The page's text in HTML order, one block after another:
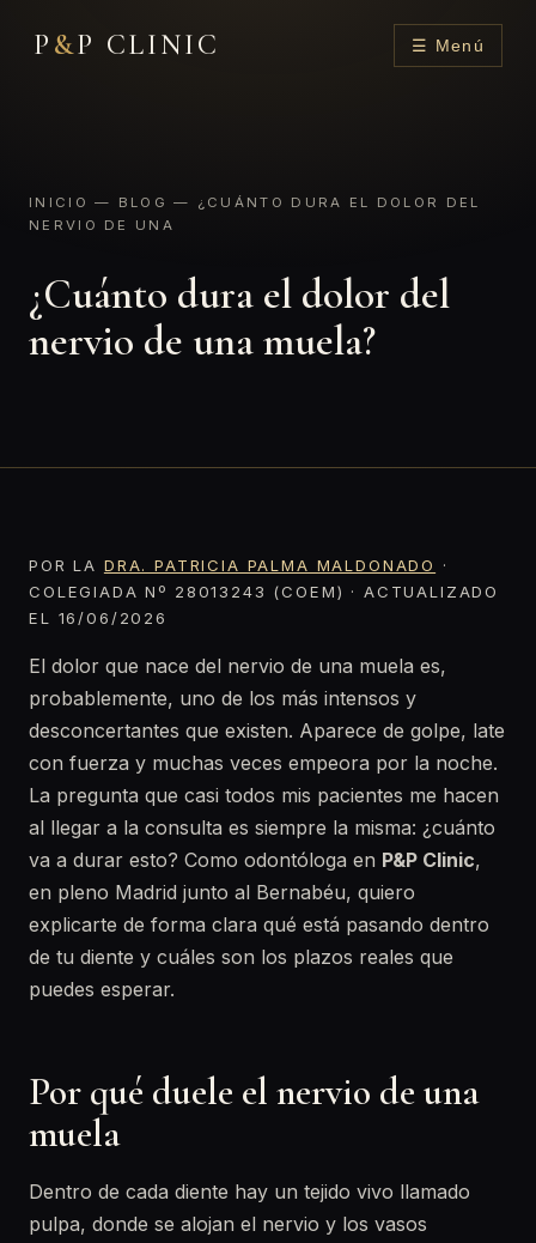
P &P CLINIC ☰ Menú
INICIO — BLOG — ¿CUÁNTO DURA EL DOLOR DEL
NERVIO DE UNA
¿Cuánto dura el dolor del
nervio de una muela?
POR LA DRA. PATRICIA PALMA MALDONADO
·
COLEGIADA Nº 28013243 (COEM) · ACTUALIZADO
EL 16/06/2026
El dolor que nace del nervio de una muela es,
probablemente, uno de los más intensos y
desconcertantes que existen. Aparece de golpe, late
con fuerza y muchas veces empeora por la noche.
La pregunta que casi todos mis pacientes me hacen
al llegar a la consulta es siempre la misma: ¿cuánto
va a durar esto? Como odontóloga en P&P Clinic,
en pleno Madrid junto al Bernabéu, quiero
explicarte de forma clara qué está pasando dentro
de tu diente y cuáles son los plazos reales que
puedes esperar.
Por qué duele el nervio de una
muela
Dentro de cada diente hay un tejido vivo llamado
pulpa, donde se alojan el nervio y los vasos